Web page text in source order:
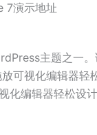
7演示地址
主题之一
可视化编辑器
编辑器轻松设